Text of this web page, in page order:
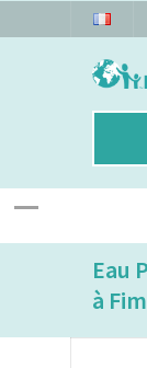
Eau
à